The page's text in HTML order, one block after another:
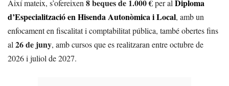
Així mateix, s’ofereixen 8 beques de 1.000 €per al Diploma
d’Especialització en Hisenda Autonòmica i Local, amb un
enfocament en fiscalitat i comptabilitat pública, també obertes fins
al 26 de juny, amb cursos que es realitzaran entre octubre de
2026 i juliol de 2027.